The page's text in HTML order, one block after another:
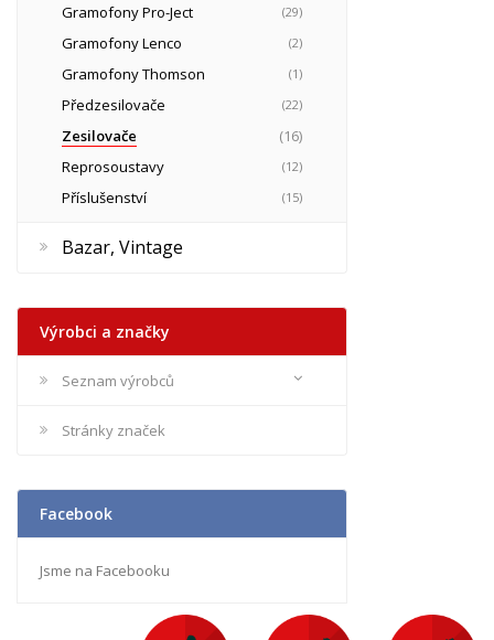
Gramofony Pro-Ject (29)
Gramofony Lenco (2)
Gramofony Thomson (1)
Předzesilovače (22)
Zesilovače
(16)
Reprosoustavy
(12)
Příslušenství (15)
Bazar, Vintage
Výrobci a značky
Seznam výrobců
Stránky značek
Facebook
Jsme na Facebooku